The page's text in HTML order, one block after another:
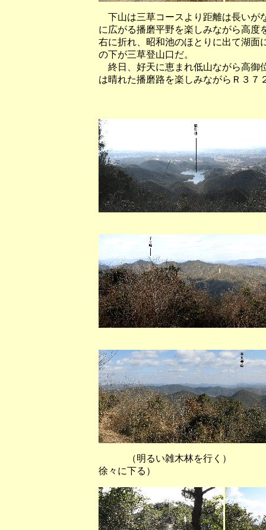
下山は三草コースより距離は長いが
に広がる播磨平野を楽しみながら高度
右に折れ、昭和池のほとりに出て湖面
の下が三草登山口だ。
終日、好天に恵まれ低山ながら高御
は晴れた播磨路を楽しみながらＲ３７
（明るい雑木林を行く）
徐々に下る）